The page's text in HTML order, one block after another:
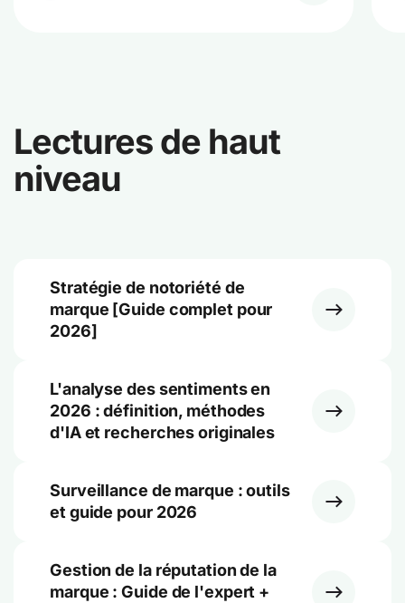
Lectures de haut
niveau
Stratégie de notoriété de
marque [Guide complet pour
2026]
L'analyse des sentiments en
2026 : définition, méthodes
d'IA et recherches originales
Surveillance de marque : outils
et guide pour 2026
Gestion de la réputation de la
marque : Guide de l'expert +